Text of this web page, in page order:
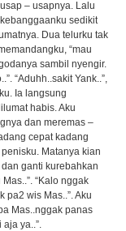
– usapnya. Lalu
sedikit
Dua telurku tak
“mau
sambil nyengir.
“Aduhh..sakit Yank..”,
Ia langsung
habis. Aku
dan meremas –
cepat kadang
Matanya kian
ganti kurebahkan
“Kalo nggak
pa2 wis Mas..”. Aku
Mas..nggak panas
ya..”.